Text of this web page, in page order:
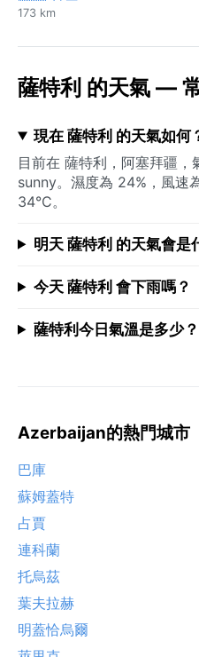
173 km
薩特利 的天氣 —
現在 薩特利 的天氣如何
目前在 薩特利，阿塞拜疆，
sunny。濕度為 24%，風速
34°C。
明天 薩特利 的天氣會是
今天 薩特利 會下雨嗎？
薩特利今日氣溫是多少？
Azerbaijan的熱門城市
巴庫
蘇姆蓋特
占賈
連科蘭
托烏茲
葉夫拉赫
明蓋恰烏爾